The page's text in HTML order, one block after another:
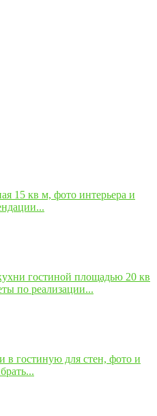
15 кв м, фото интерьера и
гостиной площадью 20 кв
по реализации...
в гостиную для стен, фото и